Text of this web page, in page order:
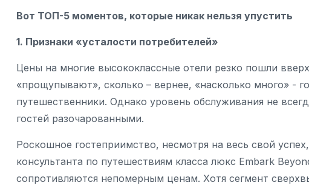
Вот ТОП-5 моментов, которые никак нельзя упустить
1. Признаки «усталости потребителей»
Цены на многие высококлассные отели резко пошли
«прощупывают», сколько – вернее, «насколько много» -
путешественники. Однако уровень обслуживания не
гостей разочарованными.
Роскошное гостеприимство, несмотря на весь свой
консультанта по путешествиям класса люкс Embark
сопротивляются непомерным ценам. Хотя сегмент